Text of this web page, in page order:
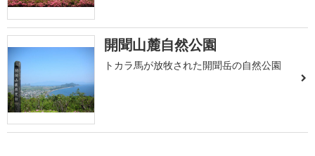
開聞山麓自然公園
トカラ馬が放牧された開聞岳の自然公園